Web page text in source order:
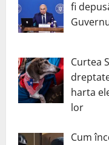
fi
Curtea
harta
lor
Cum